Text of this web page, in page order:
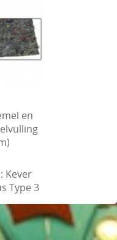
en
Kever
Type 3